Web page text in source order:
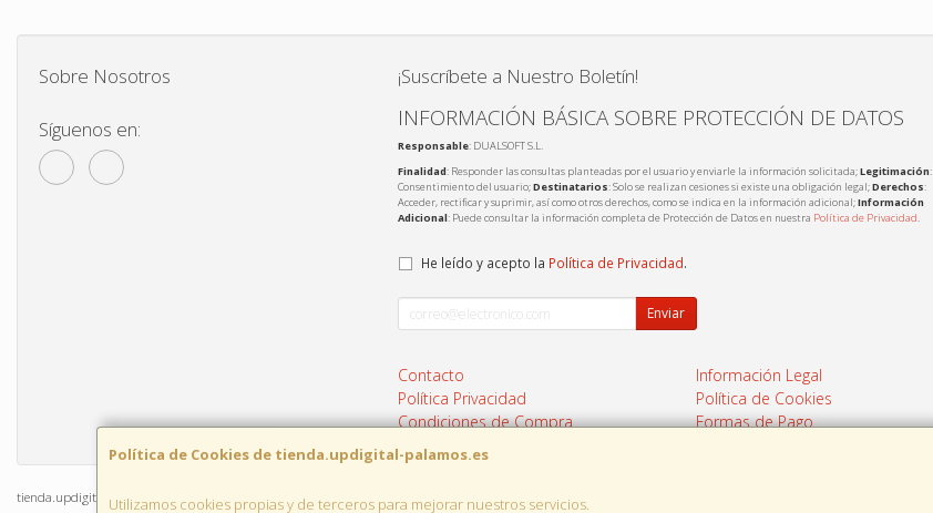
Política de Cookies de tienda.updigital-palamos.es
Utilizamos cookies propias y de terceros para mejorar nuestros servicios.
Sobre Nosotros
Síguenos en:
¡Suscríbete a Nuestro Boletín!
INFORMACIÓN BÁSICA SOBRE PROTECCIÓN DE DATOS
Responsable: DUALSOFT S.L.
Finalidad: Responder las consultas planteadas por el usuario y enviarle la información solicitada;Legitimación:
Consentimiento del usuario;Destinatarios: Solo se realizan cesiones si existe una obligación legal;Derechos:
Acceder, rectificar y suprimir, así como otros derechos, como se indica en la información adicional;Información
Adicional: Puede consultar la información completa de Protección de Datos en nuestra Política de Privacidad.
He leído y acepto la Política de Privacidad.
Enviar
Contacto
Información Legal
Política Privacidad
Política de Cookies
Condiciones de Compra
Formas de Pago
tienda.updigital-palamos.es © 2026